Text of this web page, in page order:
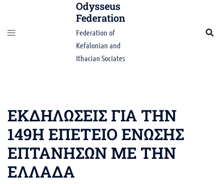
content
Odysseus
Federation
Federation of
Kefalonian and
Ithacian Sociates
ΕΚΔΗΛΩΣΕΙΣ ΓΙΑ ΤΗΝ
149Η ΕΠΕΤΕΙΟ ΕΝΩΣΗΣ
ΕΠΤΑΝΗΣΩΝ ΜΕ ΤΗΝ
ΕΛΛΑΔΑ